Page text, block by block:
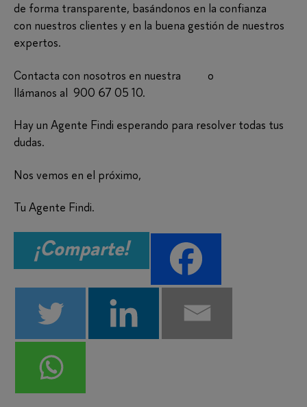
de forma transparente, basándonos en la confianza
con nuestros clientes y en la buena gestión de nuestros
expertos.
Contacta con nosotros en nuestra
o
llámanos al 900 67 05 10.
Hay un Agente Findi esperando para resolver todas tus
dudas.
Nos vemos en el próximo,
Tu Agente Findi.
¡Comparte!